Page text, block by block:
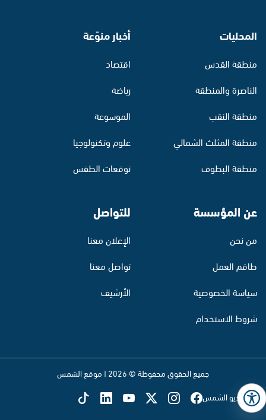
المحليات
منطقة القدس
الناصرة والمنطقة
منطقة النقب
منطقة المثلث الشمالي
منطقة البطوف
أخبار منوّعة
اقتصاد
رياضة
الموسوعة
علوم وتكنولوجيا
توقعات الطقس
عن المؤسسة
من نحن
طاقم العمل
سياسة الخصوصية
شروط الاستخدام
للتواصل
الإعلان معنا
تواصل معنا
الأرشيف
جميع الحقوق محفوظة © 2026 | موقع الشمس
تابع راديو الشمس